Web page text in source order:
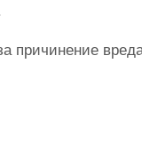
причинение